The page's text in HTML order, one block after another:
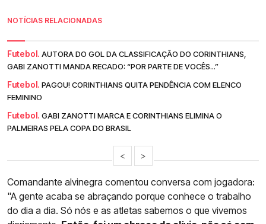
NOTÍCIAS RELACIONADAS
Futebol. AUTORA DO GOL DA CLASSIFICAÇÃO DO CORINTHIANS,
GABI ZANOTTI MANDA RECADO: “POR PARTE DE VOCÊS...”
Futebol. PAGOU! CORINTHIANS QUITA PENDÊNCIA COM ELENCO
FEMININO
Futebol. GABI ZANOTTI MARCA E CORINTHIANS ELIMINA O
PALMEIRAS PELA COPA DO BRASIL
< >
Comandante alvinegra comentou conversa com jogadora:
"A gente acaba se abraçando porque conhece o trabalho
do dia a dia. Só nós e as atletas sabemos o que vivemos